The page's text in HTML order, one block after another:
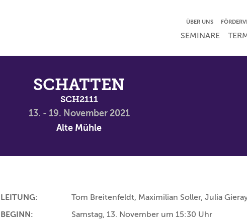
NAVIGATION
ÜBER UNS
NAVIGATION
SEMINARE
SCHATTEN
SCH2111
13. - 19. November 2021
Alte Mühle
LEITUNG:
Tom Breitenfeldt, Maximilian Soller, Julia
BEGINN:
Samstag, 13. November um 15:30 Uhr